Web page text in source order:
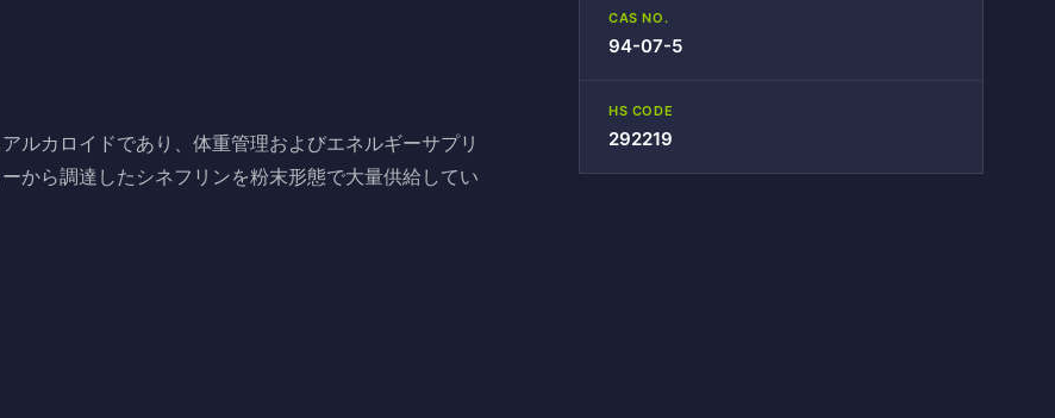
ルカロイドであり、体重管理およびエネルギーサプリ
から調達したシネフリンを粉末形態で大量供給してい
CAS NO.
94-07-5
HS CODE
292219